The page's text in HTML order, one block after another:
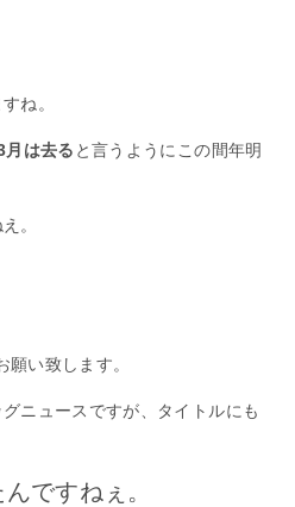
ね。
月は去る と言うようにこの間年明
。
い致します。
ニュースですが、タイトルにも
ですねぇ。